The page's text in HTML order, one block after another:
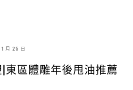
月 25 日
|東區體雕年後甩油推薦